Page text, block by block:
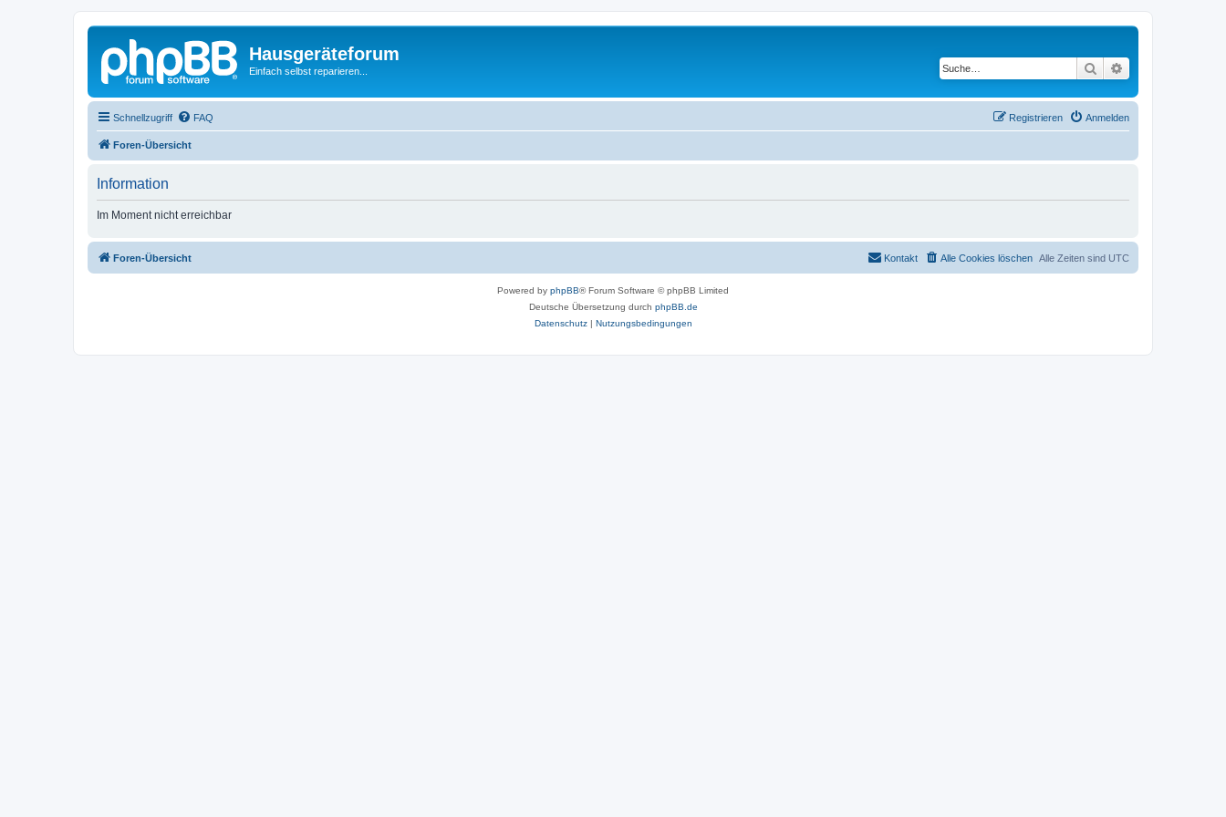
Hausgeräteforum
Einfach selbst reparieren... Suche
Schnellzugriff FAQ Anmelden
Registrieren
Foren-Übersicht
Information
Im Moment nicht erreichbar
Foren-Übersicht Alle Zeiten sind UTC
Alle Cookies löschen
Kontakt
Powered by phpBB® Forum Software © phpBB Limited
Deutsche Übersetzung durch phpBB.de
Datenschutz| Nutzungsbedingungen